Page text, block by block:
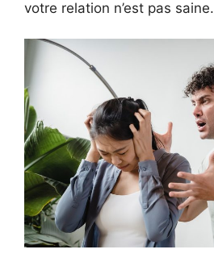
votre relation n’est pas saine.